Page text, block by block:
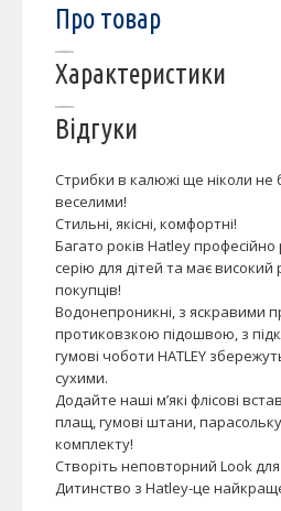
Про товар
Характеристики
Відгуки
Стрибки в калюжі ще ніколи не
веселими!
Стильні, якісні, комфортні!
Багато років Hatley
серію для дітей та має високий
покупців!
Водонепроникні, з яскравими
протиковзкою підошвою, з
гумові чоботи HATLEY
сухими.
Додайте наші м’які флісові
плащ, гумові штани,
комплекту!
Створіть неповторний Look для
Дитинство з Hatley-це